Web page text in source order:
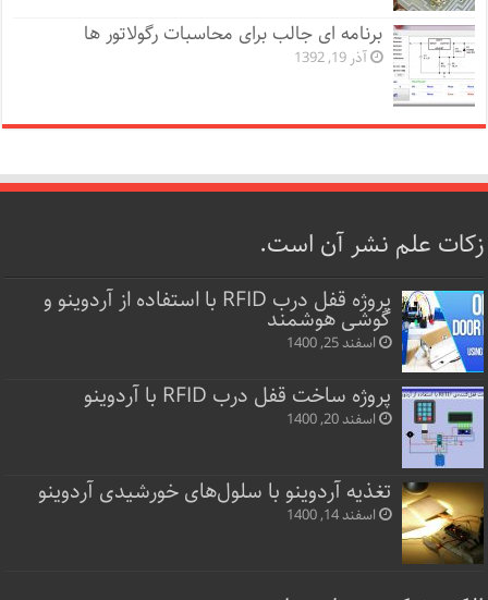
برنامه ای جالب برای محاسبات رگولاتور ها
آذر 19, 1392
زکات علم نشر آن است.
پروژه قفل‌ درب RFID با استفاده از آردوینو و
گوشی هوشمند
اسفند 25, 1400
پروژه ساخت قفل‌ درب RFID با آردوینو
اسفند 20, 1400
تغذیه آردوینو با سلول‌های خورشیدی آردوینو
اسفند 14, 1400